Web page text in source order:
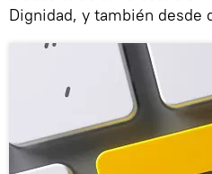
Dignidad, y también desde